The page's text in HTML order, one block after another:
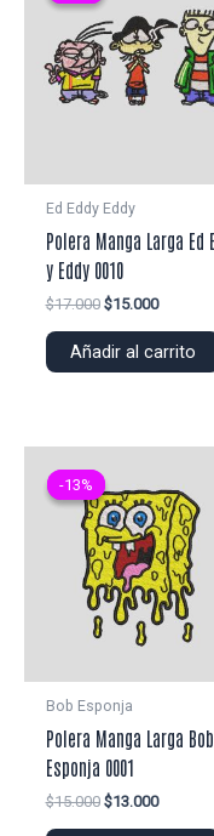
Ed Eddy Eddy
Polera Manga Larga Ed
y Eddy 0010
$17.000 El
original
$15.000El
actual
Añadir al carrito
-13%
-13%
Bob Esponja
Polera Manga Larga Bob
Esponja 0001
$15.000 El
$13.000El